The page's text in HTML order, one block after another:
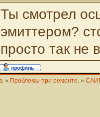
Ты смотрел
эмиттером?
просто так не
» Проблемы при ремонте. »